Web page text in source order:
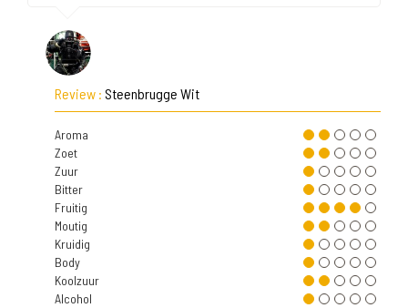
Review : Steenbrugge Wit
Aroma
Zoet
Zuur
Bitter
Fruitig
Moutig
Kruidig
Body
Koolzuur
Alcohol